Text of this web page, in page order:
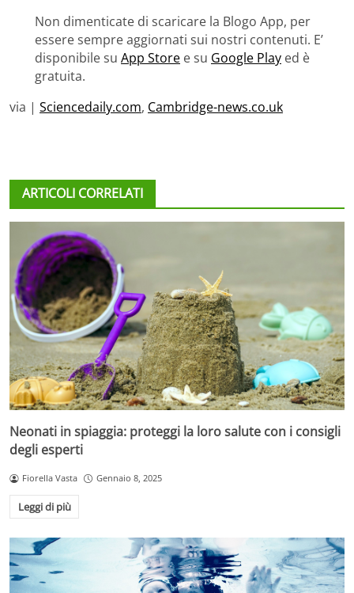
Non dimenticate di scaricare la Blogo App, per
essere sempre aggiornati sui nostri contenuti. E’
disponibile su App Store e su Google Play ed è
gratuita.
via | Sciencedaily.com, Cambridge-news.co.uk
ARTICOLI CORRELATI
Neonati in spiaggia: proteggi la loro salute con i consigli
degli esperti
Fiorella Vasta Gennaio 8, 2025
Leggi di più